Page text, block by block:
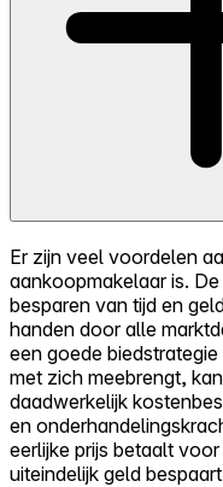
Er zijn veel voordelen
aankoopmakelaar is.
besparen van tijd en
handen door alle
een goede
met zich meebrengt,
daadwerkelijk
en
eerlijke prijs betaalt
uiteindelijk geld